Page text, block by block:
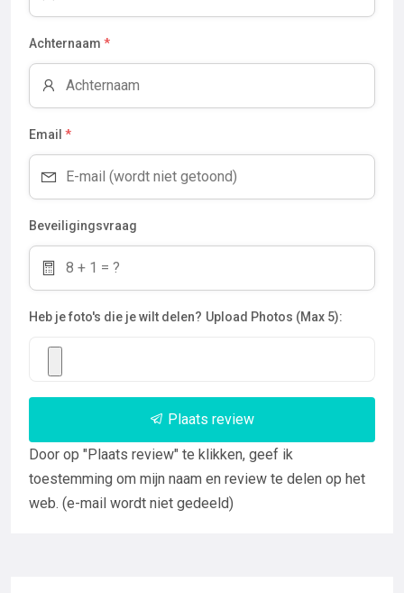
Achternaam *
Email *
Beveiligingsvraag
Heb je foto's die je wilt delen? Upload Photos (Max 5):
Plaats review
Door op "Plaats review" te klikken, geef ik
toestemming om mijn naam en review te delen op het
web. (e-mail wordt niet gedeeld)